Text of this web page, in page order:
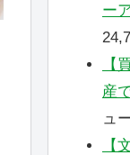
ー
【
産
ュ
【